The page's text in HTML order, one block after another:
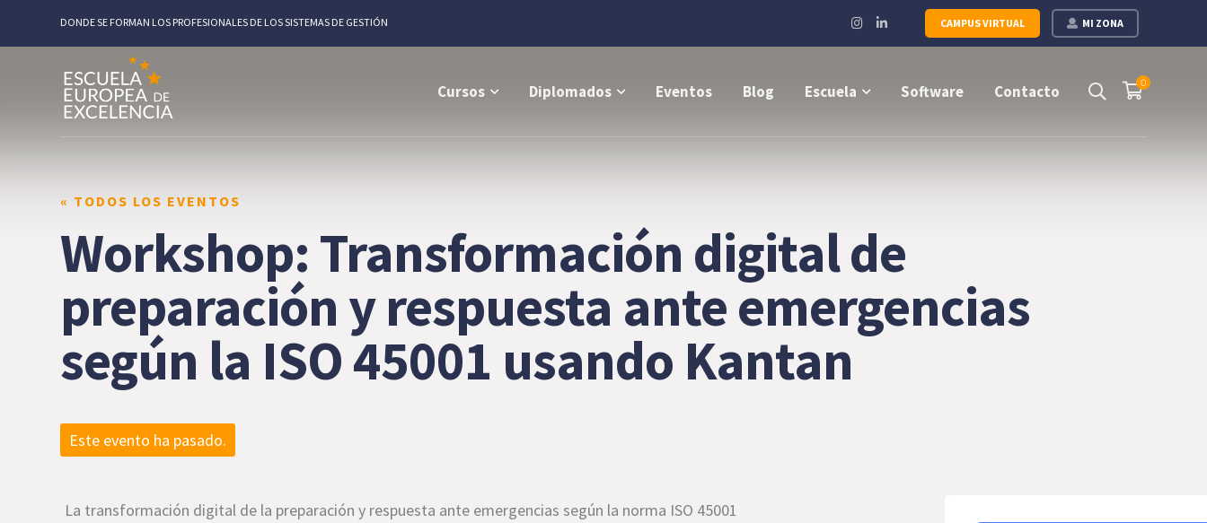
MI ZONA
CAMPUS VIRTUAL
DONDE SE FORMAN LOS PROFESIONALES DE LOS SISTEMAS DE GESTIÓN
Instagram
Profile
LinkedIn
Profile
0
Cursos Diplomados Eventos Blog Escuela Software Contacto
« TODOS LOS EVENTOS
Workshop: Transformación digital de
preparación y respuesta ante emergencias
según la ISO 45001 usando Kantan
Este evento ha pasado.
La transformación digital de la preparación y respuesta ante emergencias según la norma ISO 45001